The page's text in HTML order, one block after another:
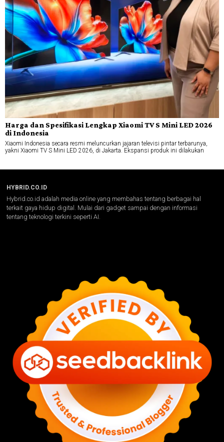
Harga dan Spesifikasi Lengkap Xiaomi TV S Mini LED 2026
di Indonesia
Xiaomi Indonesia secara resmi meluncurkan jajaran televisi pintar terbarunya,
yakni Xiaomi TV S Mini LED 2026, di Jakarta. Ekspansi produk ini dilakukan
HYBRID.CO.ID
Hybrid.co.id adalah media online yang membahas tentang berbagai hal
terkait gaya hidup digital. Mulai dari gadget sampai dengan informasi
tentang teknologi terkini seperti AI.